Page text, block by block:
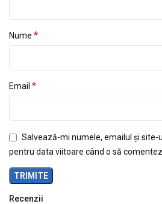
Recenzii
Nume *
Email *
Salvează-mi numele, emailul și site-
pentru data viitoare când o să comentez.